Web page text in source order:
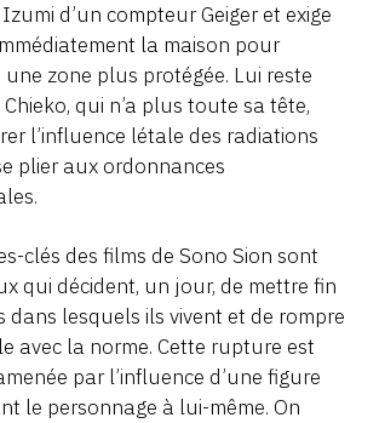
d’un compteur Geiger et exige
la maison pour
une zone plus protégée. Lui reste
Chieko, qui n’a plus toute sa tête,
l’influence létale des radiations
plier aux ordonnances
clés des films de Sono Sion sont
qui décident, un jour, de mettre fin
dans lesquels ils vivent et de rompre
avec la norme. Cette rupture est
par l’influence d’une figure
le personnage à lui-même. On